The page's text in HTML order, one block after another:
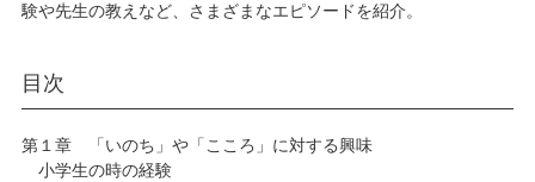
験や先生の教えなど、さまざまなエピソードを紹介。
目次
第１章 「いのち」や「こころ」に対する興味
小学生の時の経験